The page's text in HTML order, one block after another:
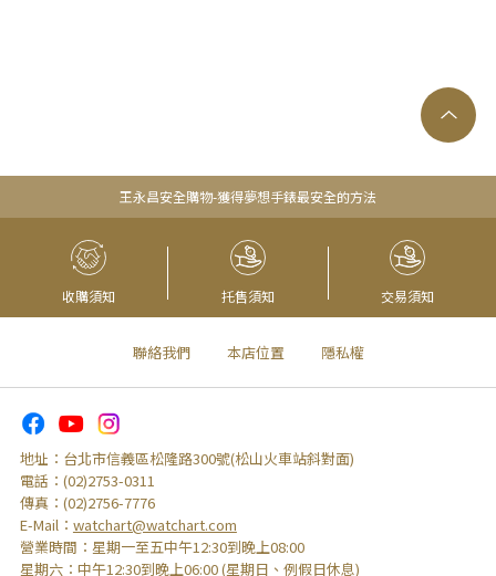
王永昌安全購物-獲得夢想手錶最安全的方法
收購須知 托售須知 交易須知
聯絡我們 本店位置 隱私權
地址： 台北市信義區松隆路300號(松山火車站斜對面)
電話： (02)2753-0311
傳真： (02)2756-7776
E-Mail： watchart@watchart.com
營業時間： 星期一至五中午12:30到晚上08:00
星期六： 中午12:30到晚上06:00 (星期日、例假日休息)